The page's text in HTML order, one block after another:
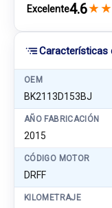
Características
OEM
BK2113D153BJ
AÑO FABRICACIÓN
2015
CÓDIGO MOTOR
DRFF
KILOMETRAJE
Excelente4.6★ ★